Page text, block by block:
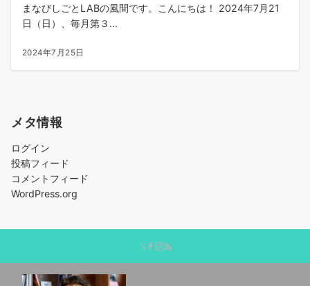
まなびしごとLABの風間です。こんにちは！ 2024年7月21
日（日）、毎月第３...
2024年7月25日
メタ情報
ログイン
投稿フィード
コメントフィード
WordPress.org